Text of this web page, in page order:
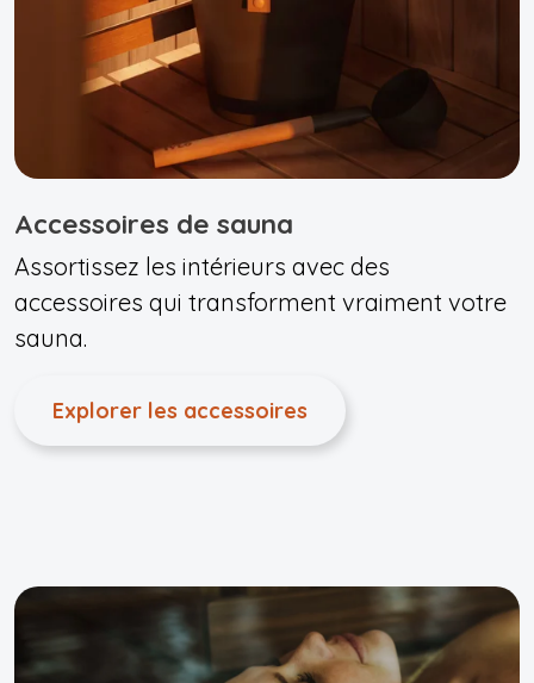
Accessoires de sauna
Assortissez les intérieurs avec des
accessoires qui transforment vraiment votre
sauna.
Explorer les accessoires